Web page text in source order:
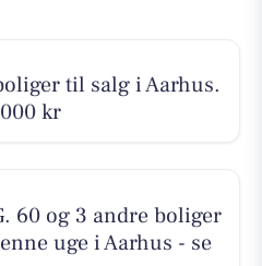
til salg i Aarhus.
kr
60 og 3 andre boliger
uge i Aarhus - se